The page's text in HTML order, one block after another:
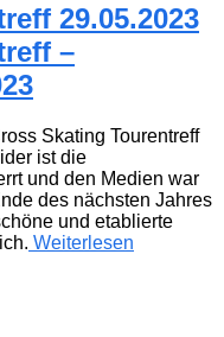
29.05.2023
–
Skating Tourentreff
ist die
und den Medien war
des nächsten Jahres
und etablierte
Weiterlesen